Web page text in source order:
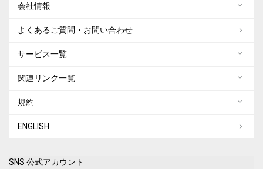
会社情報
よくあるご質問・お問い合わせ
サービス一覧
関連リンク一覧
規約
ENGLISH
SNS 公式アカウント